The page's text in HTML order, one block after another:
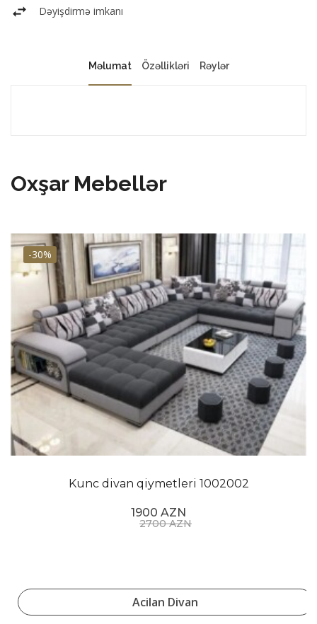
Dəyişdirmə imkanı
Məlumat Özəllikləri Rəylər
Oxşar Mebellər
-30%
Kunc divan qiymetleri 1002002
1900 AZN
2700 AZN
Acilan Divan